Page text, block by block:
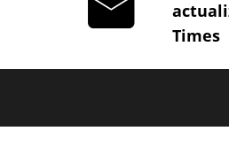
Artículo 556 Representación de las
responsable.
Times